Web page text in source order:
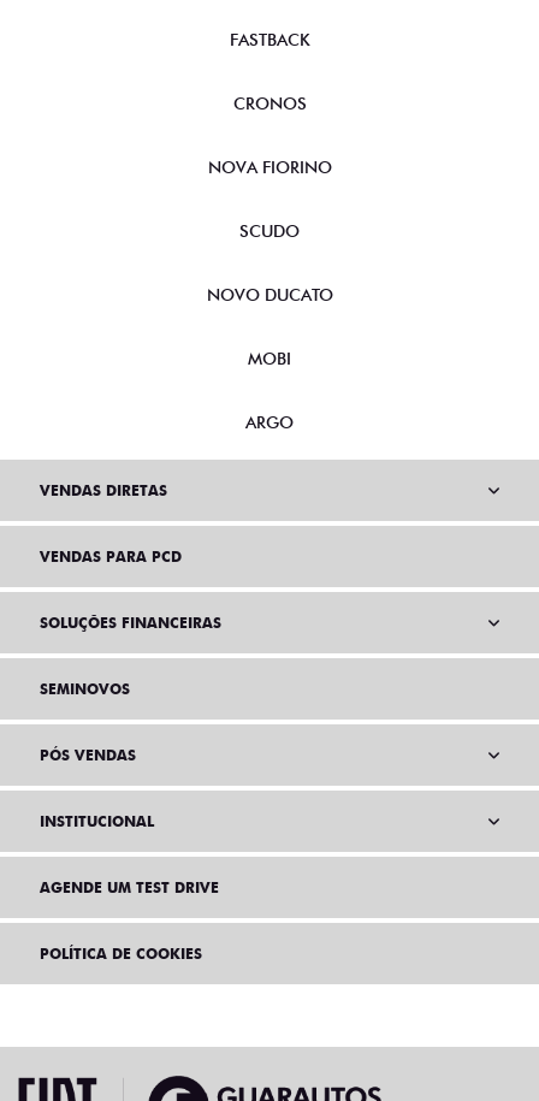
FASTBACK
CRONOS
NOVA FIORINO
SCUDO
NOVO DUCATO
MOBI
ARGO
VENDAS DIRETAS
VENDAS PARA PCD
SOLUÇÕES FINANCEIRAS
SEMINOVOS
PÓS VENDAS
INSTITUCIONAL
AGENDE UM TEST DRIVE
POLÍTICA DE COOKIES